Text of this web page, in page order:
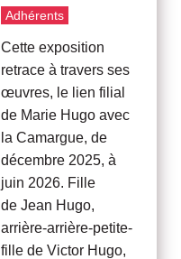
Adhérents
Cette exposition
retrace à travers ses
œuvres, le lien filial
de Marie Hugo avec
la Camargue, de
décembre 2025, à
juin 2026. Fille
de Jean Hugo,
arrière-arrière-petite-
fille de Victor Hugo,